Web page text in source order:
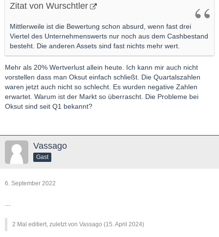
Zitat von Wurschtler
Mittlerweile ist die Bewertung schon absurd, wenn fast drei
Viertel des Unternehmenswerts nur noch aus dem Cashbestand
besteht. Die anderen Assets sind fast nichts mehr wert.
Mehr als 20% Wertverlust allein heute. Ich kann mir auch nicht
vorstellen dass man Oksut einfach schließt. Die Quartalszahlen
waren jetzt auch nicht so schlecht. Es wurden negative Zahlen
erwartet. Warum ist der Markt so überrascht. Die Probleme bei
Oksut sind seit Q1 bekannt?
Vassago
Gast
6. September 2022
2 Mal editiert, zuletzt von Vassago (15. April 2024)